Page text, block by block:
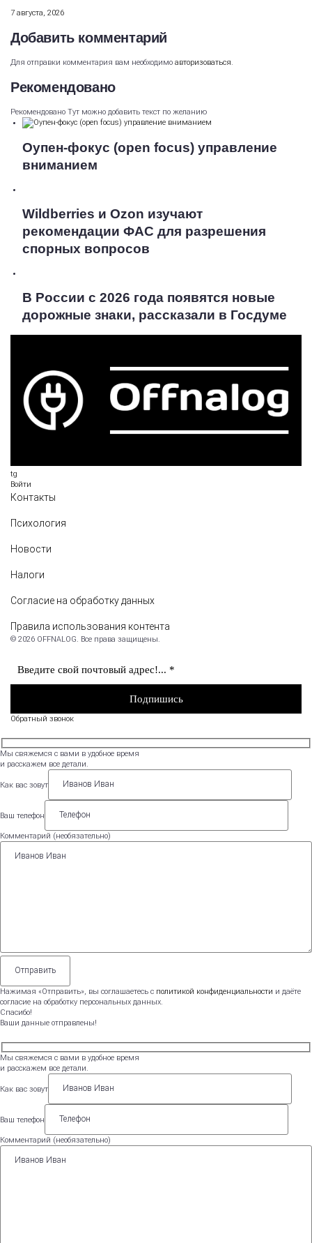
7 августа, 2026
Добавить комментарий
Для отправки комментария вам необходимо авторизоваться.
Рекомендовано
Рекомендовано Тут можно добавить текст по желанию
Оупен-фокус (open focus) управление
вниманием
Wildberries и Ozon изучают
рекомендации ФАС для разрешения
спорных вопросов
В России с 2026 года появятся новые
дорожные знаки, рассказали в Госдуме
tg
Войти
Контакты
Психология
Новости
Налоги
Согласие на обработку данных
Правила использования контента
© 2026 OFFNALOG. Все права защищены.
Обратный звонок
Мы свяжемся с вами в удобное время
и расскажем все детали.
Как вас зовут
Ваш телефон
Комментарий (необязательно)
Нажимая «Отправить», вы соглашаетесь с политикой конфиденциальности и даёте
согласие на обработку персональных данных.
Спасибо!
Ваши данные отправлены!
Мы свяжемся с вами в удобное время
и расскажем все детали.
Как вас зовут
Ваш телефон
Комментарий (необязательно)